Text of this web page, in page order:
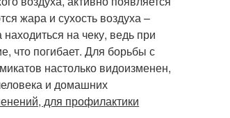
жара и сухость воздуха –
на чеку, ведь при
что погибает. Для борьбы с
настолько видоизменен,
и домашних
для профилактики